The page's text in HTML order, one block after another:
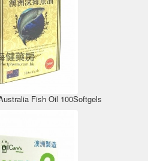
Fish Oil 100Softgels